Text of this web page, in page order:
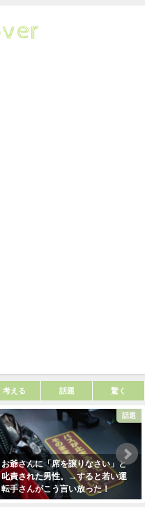
考える 話題 驚く
話題
お爺さんに「席を譲りなさい」と
叱責された男性。→すると若い運
転手さんがこう言い放った！